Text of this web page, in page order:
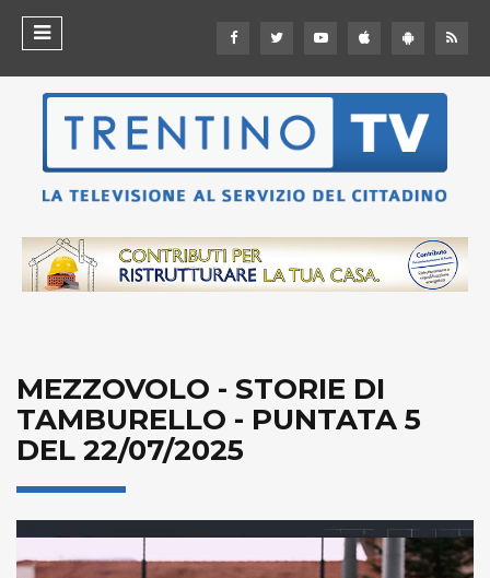
MEZZOVOLO - STORIE DI
TAMBURELLO - PUNTATA 5
DEL 22/07/2025